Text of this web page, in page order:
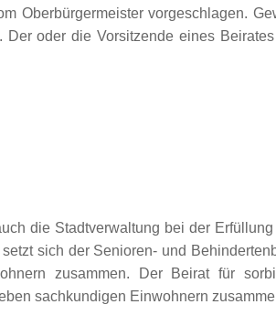
Oberbürgermeister vorgeschlagen.
oder die Vorsitzende eines
die Stadtverwaltung bei der
sich der Senioren- und
zusammen. Der Beirat für
sachkundigen Einwohnern